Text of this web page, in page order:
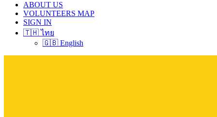
ABOUT US
VOLUNTEERS MAP
SIGN IN
🇹🇭 ไทย
🇬🇧 English